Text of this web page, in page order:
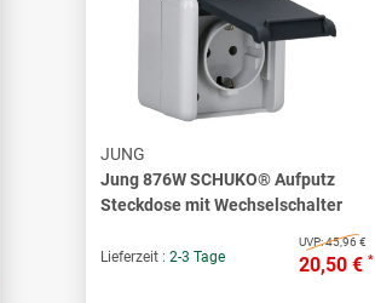
JUNG
Jung 876W SCHUKO® Aufputz
Steckdose mit Wechselschalter
Lieferzeit : 2-3 Tage
UVP:45,96 €
20,50 € *